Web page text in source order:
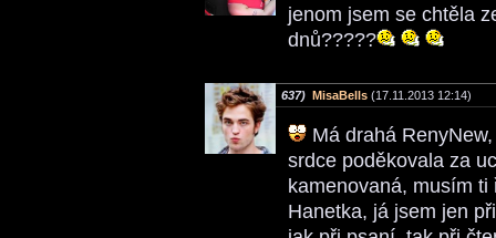
jenom jsem se chtěla
dnů?????
637) MisaBells (17.11.2013 12:14)
Má drahá
srdce poděkovala za
kamenovaná, musím
Hanetka, já jsem jen